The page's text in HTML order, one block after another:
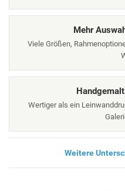
Mehr
Viele Größen,
Wertiger als ein
Weitere